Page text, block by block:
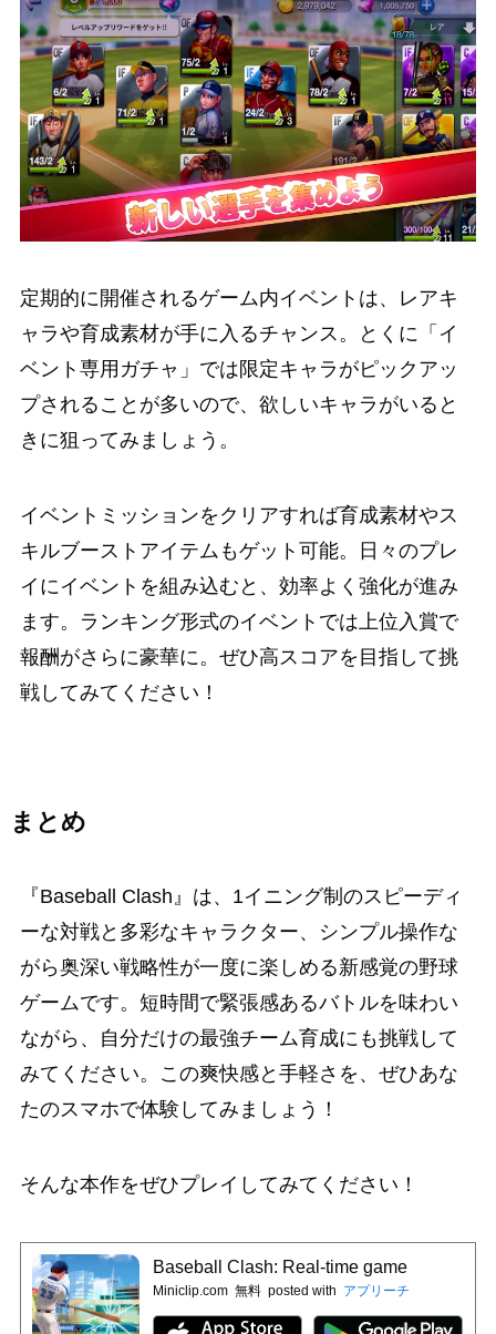
定期的に開催されるゲーム内イベントは、レアキ
ャラや育成素材が手に入るチャンス。とくに「イ
ベント専用ガチャ」では限定キャラがピックアッ
プされることが多いので、欲しいキャラがいると
きに狙ってみましょう。
イベントミッションをクリアすれば育成素材やス
キルブーストアイテムもゲット可能。日々のプレ
イにイベントを組み込むと、効率よく強化が進み
ます。ランキング形式のイベントでは上位入賞で
報酬がさらに豪華に。ぜひ高スコアを目指して挑
戦してみてください！
まとめ
『Baseball Clash』は、1イニング制のスピーディ
ーな対戦と多彩なキャラクター、シンプル操作な
がら奥深い戦略性が一度に楽しめる新感覚の野球
ゲームです。短時間で緊張感あるバトルを味わい
ながら、自分だけの最強チーム育成にも挑戦して
みてください。この爽快感と手軽さを、ぜひあな
たのスマホで体験してみましょう！
そんな本作をぜひプレイしてみてください！
Baseball Clash: Real-time game
Miniclip.com 無料 posted with アプリーチ